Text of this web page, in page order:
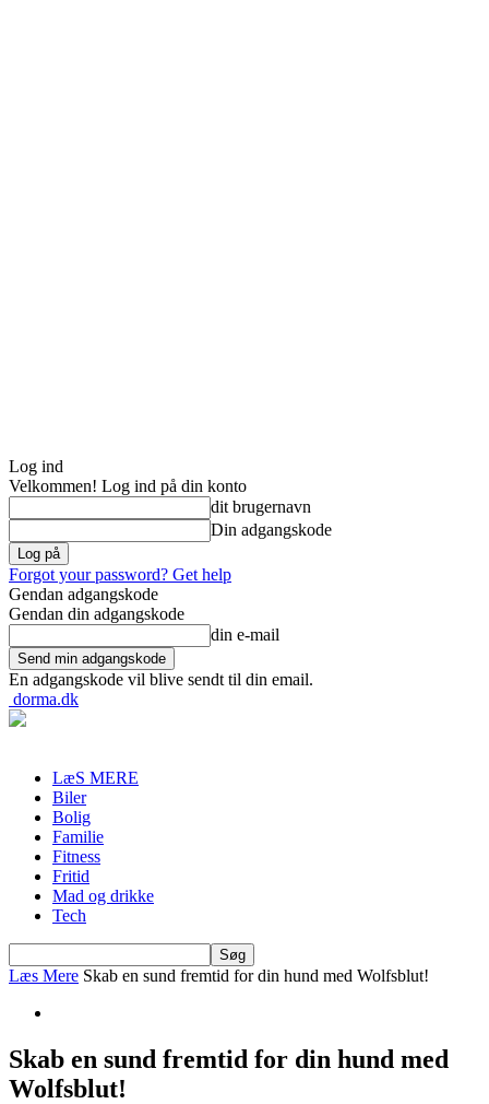
Log ind
Velkommen! Log ind på din konto
dit brugernavn
Din adgangskode
Forgot your password? Get help
Gendan adgangskode
Gendan din adgangskode
din e-mail
En adgangskode vil blive sendt til din email.
dorma.dk
LæS MERE
Biler
Bolig
Familie
Fitness
Fritid
Mad og drikke
Tech
Læs Mere Skab en sund fremtid for din hund med Wolfsblut!
Skab en sund fremtid for din hund med
Wolfsblut!